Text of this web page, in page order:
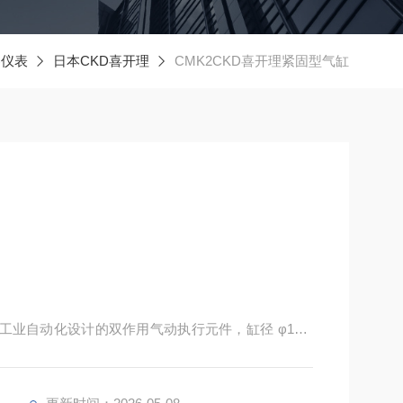
表 日本CKD喜开理 CMK2CKD喜开理紧固型气缸
业自动化设计的双作用气动执行元件，缸径 φ12m
、包装机械等领域。